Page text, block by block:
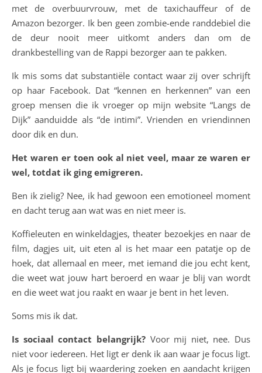
met de overbuurvrouw, met de taxichauffeur of de
Amazon bezorger. Ik ben geen zombie-ende randdebiel die
de deur nooit meer uitkomt anders dan om de
drankbestelling van de Rappi bezorger aan te pakken.
Ik mis soms dat substantiële contact waar zij over schrijft
op haar Facebook. Dat “kennen en herkennen” van een
groep mensen die ik vroeger op mijn website “Langs de
Dijk” aanduidde als “de intimi”. Vrienden en vriendinnen
door dik en dun.
Het waren er toen ook al niet veel, maar ze waren er
wel, totdat ik ging emigreren.
Ben ik zielig? Nee, ik had gewoon een emotioneel moment
en dacht terug aan wat was en niet meer is.
Koffieleuten en winkeldagjes, theater bezoekjes en naar de
film, dagjes uit, uit eten al is het maar een patatje op de
hoek, dat allemaal en meer, met iemand die jou echt kent,
die weet wat jouw hart beroerd en waar je blij van wordt
en die weet wat jou raakt en waar je bent in het leven.
Soms mis ik dat.
Is sociaal contact belangrijk?Voor mij niet, nee. Dus
niet voor iedereen. Het ligt er denk ik aan waar je focus ligt.
Als je focus ligt bij waardering zoeken en aandacht krijgen